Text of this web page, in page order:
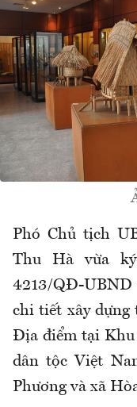
Phó Chủ tịch
Thu Hà vừa
4213/QĐ-UBND
chi tiết xây dựng
Địa điểm tại Khu
dân tộc Việt
Phương và xã